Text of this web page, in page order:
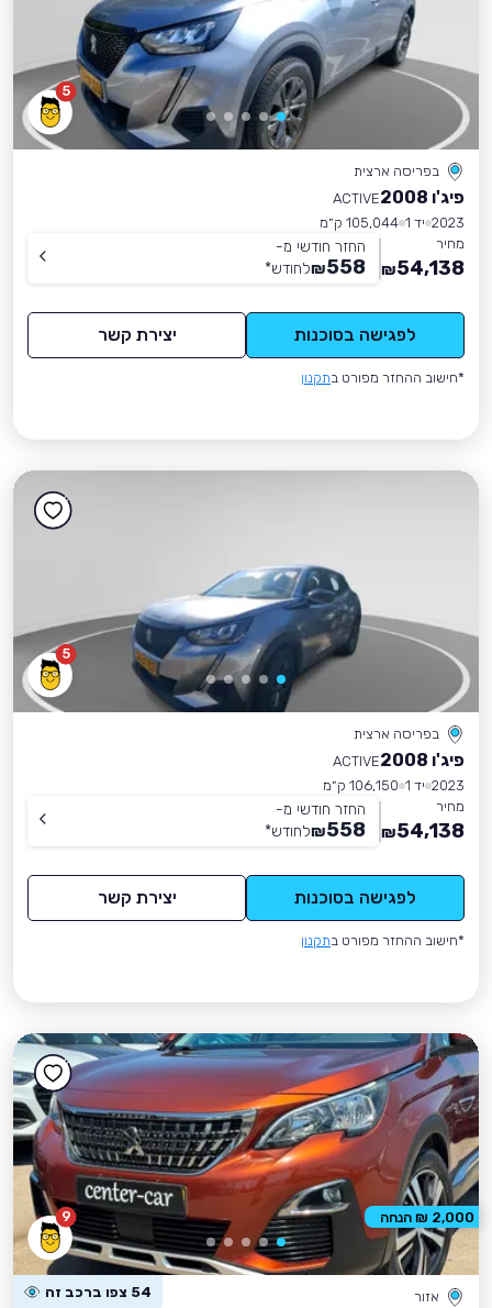
5
בפריסה ארצית
פיג'ו 2008
ACTIVE
2023 יד 1
105,044 ק״מ
מחיר
54,138
₪
החזר חודשי מ-
558
₪לחודש*
לפגישה בסוכנות יצירת קשר
*חישוב ההחזר מפורט בתקנון
5
בפריסה ארצית
פיג'ו 2008
ACTIVE
2023 יד 1
106,150 ק״מ
מחיר
54,138
₪
החזר חודשי מ-
558
₪לחודש*
לפגישה בסוכנות יצירת קשר
*חישוב ההחזר מפורט בתקנון
9
אזור 54 צפו ברכב זה
2,000 ₪ הנחה